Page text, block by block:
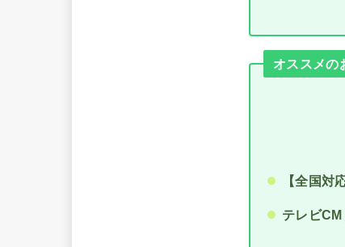
オススメの
【全国対
テレビ